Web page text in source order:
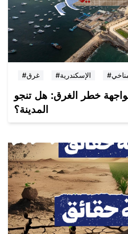
#غرق #الإسكندرية
خطر الغرق: هل تنجو
المدينة؟